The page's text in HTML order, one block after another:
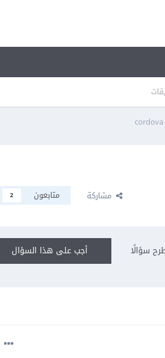
مشاركة متابعون 2
أجب على هذا السؤال سؤالًا